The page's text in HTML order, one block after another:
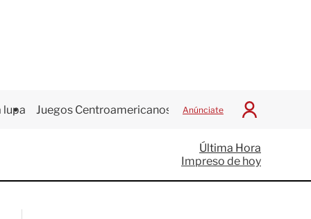
lupa Juegos Centroamericanos Anúnciate
I
c
i
a
Última Hora
Impreso de hoy